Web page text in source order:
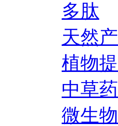
多肽
天然
植物
中草
微生